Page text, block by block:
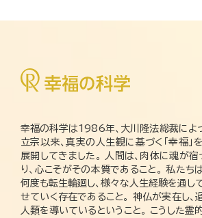
幸福の科学は1986年、大川隆法総裁によ
立宗以来、真実の人生観に基づく「幸福」
展開してきました。 人間は、肉体に魂が
り、心こそがその本質であること。 私たち
何度も転生輪廻し、様々な人生経験を通し
せていく存在であること。 神仏が実在し、
人類を導いているということ。 こうした霊